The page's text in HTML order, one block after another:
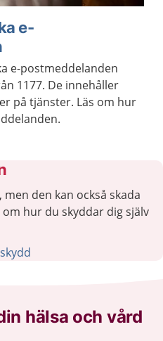
e-
e-postmeddelanden
1177. De innehåller
på tjänster. Läs om hur
den kan också skada
hur du skyddar dig själv
hälsa och vård